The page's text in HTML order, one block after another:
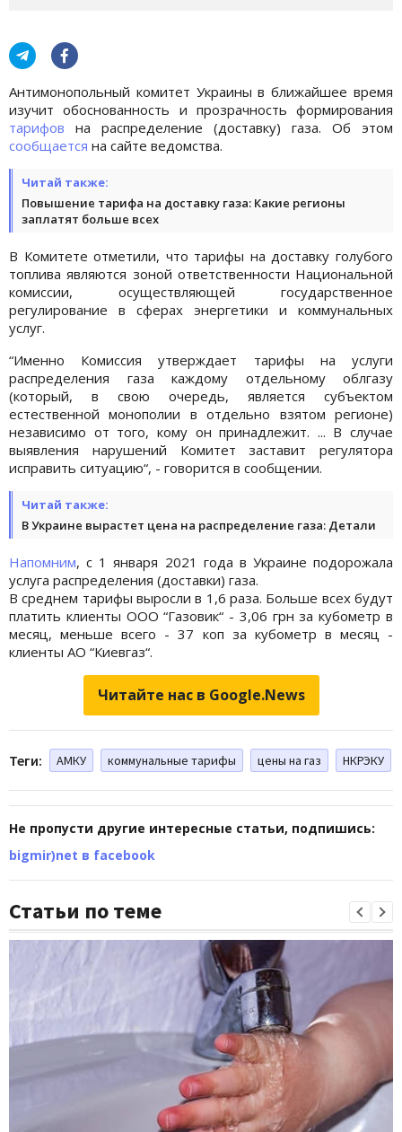
Антимонопольный комитет Украины в ближайшее время
изучит обоснованность и прозрачность формирования
тарифов на распределение (доставку) газа. Об этом
сообщается на сайте ведомства.
Читай также:
Повышение тарифа на доставку газа: Какие регионы
заплатят больше всех
В Комитете отметили, что тарифы на доставку голубого
топлива являются зоной ответственности Национальной
комиссии, осуществляющей государственное
регулирование в сферах энергетики и коммунальных
услуг.
“Именно Комиссия утверждает тарифы на услуги
распределения газа каждому отдельному облгазу
(который, в свою очередь, является субъектом
естественной монополии в отдельно взятом регионе)
независимо от того, кому он принадлежит. ... В случае
выявления нарушений Комитет заставит регулятора
исправить ситуацию“, - говорится в сообщении.
Читай также:
В Украине вырастет цена на распределение газа: Детали
Напомним, с 1 января 2021 года в Украине подорожала
услуга распределения (доставки) газа.
В среднем тарифы выросли в 1,6 раза. Больше всех будут
платить клиенты ООО “Газовик“ - 3,06 грн за кубометр в
месяц, меньше всего - 37 коп за кубометр в месяц -
клиенты АО “Киевгаз“.
Читайте нас в Google.News
Теги: АМКУ коммунальные тарифы цены на газ НКРЭКУ
Не пропусти другие интересные статьи, подпишись:
bigmir)net в facebook
Статьи по теме